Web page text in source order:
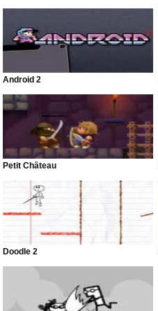
Android 2
Petit Château
Doodle 2